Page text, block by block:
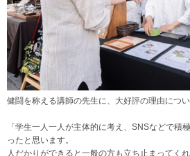
健闘を称える講師の先生に、大好評の理由につい
「学生一人一人が主体的に考え、SNSなどで積
ったと思います。
人だかりができると一般の方も立ち止まってく